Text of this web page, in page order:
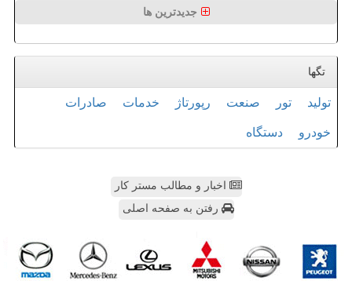
جدیدترین ها
تگها
تولید تور صنعت رپورتاژ خدمات صادرات
خودرو دستگاه
اخبار و مطالب مستر کار
رفتن به صفحه اصلی